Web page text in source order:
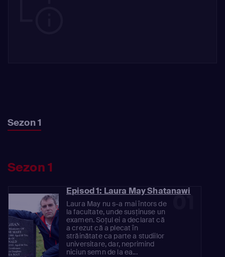
Sezon 1
Sezon 1
01
Episod 1: Laura May Shatanawi
Laura May nu s-a mai întors de
la facultate, unde susținuse un
examen. Soțul ei a declarat că
a crezut că a plecat în
străinătate ca parte a studiilor
universitare, dar, neprimind
niciun semn de la ea...